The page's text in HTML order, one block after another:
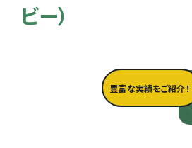
ビー）
豊富な実績をご紹介！